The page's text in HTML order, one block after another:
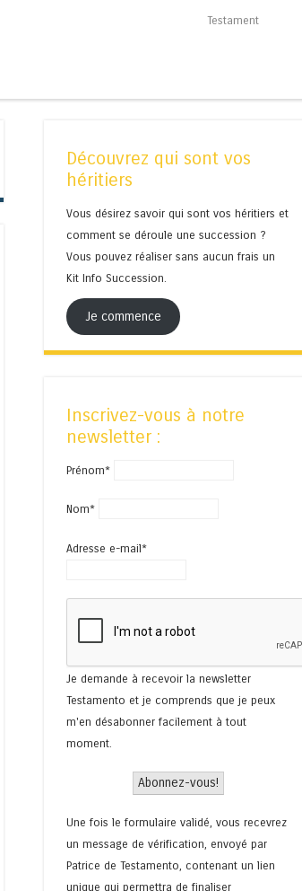
Testament
Découvrez qui sont vos
héritiers
Vous désirez savoir qui sont vos héritiers et
comment se déroule une succession ?
Vous pouvez réaliser sans aucun frais un
Kit Info Succession.
Je commence
Inscrivez-vous à notre
newsletter :
Prénom*
Nom*
Adresse e-mail*
Je demande à recevoir la newsletter
Testamento et je comprends que je peux
m'en désabonner facilement à tout
moment.
Une fois le formulaire validé, vous recevrez
un message de vérification, envoyé par
Patrice de Testamento, contenant un lien
unique qui permettra de finaliser